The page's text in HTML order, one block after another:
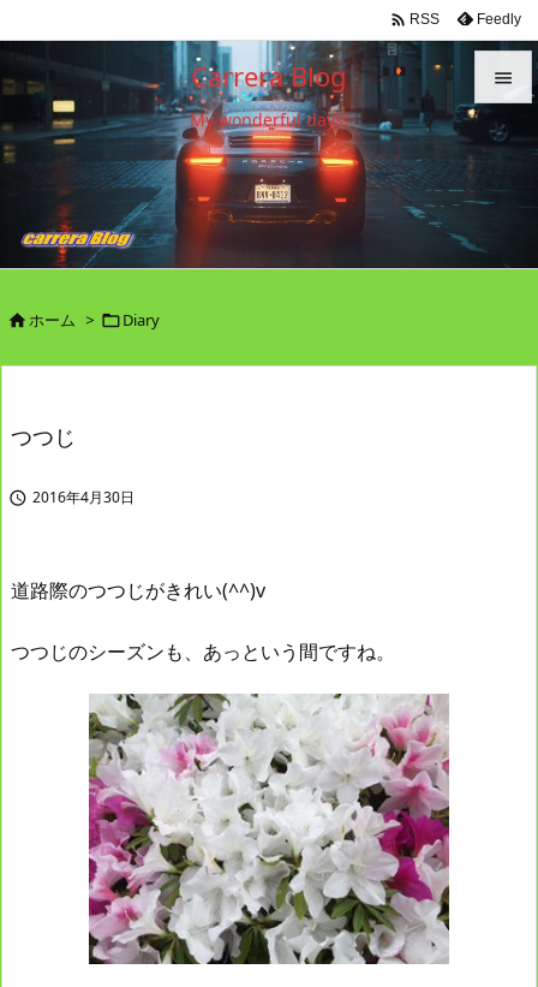
Carrera Blog
My wonderful days!


メニュ

 RSS Feedly
ホーム > Diary
つつじ
 2016年4月30日
道路際のつつじがきれい(^^)v
つつじのシーズンも、あっという間ですね。